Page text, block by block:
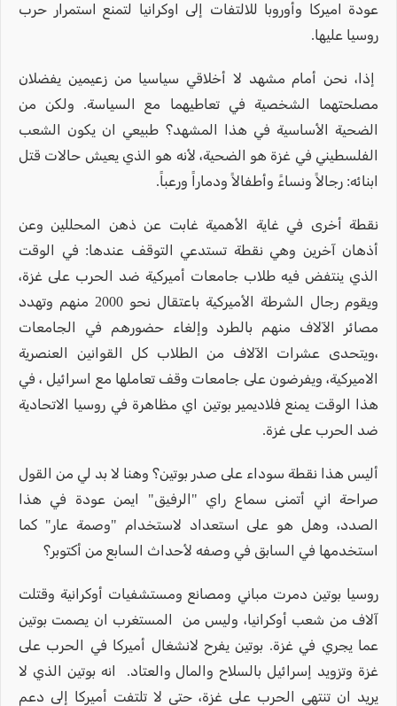
عودة اميركا وأوروبا للالتفات إلى اوكرانيا لتمنع استمرار حرب
روسيا عليها.
إذا، نحن أمام مشهد لا أخلاقي سياسيا من زعيمين يفضلان
مصلحتهما الشخصية في تعاطيهما مع السياسة. ولكن من
الضحية الأساسية في هذا المشهد؟ طبيعي ان يكون الشعب
الفلسطيني في غزة هو الضحية، لأنه هو الذي يعيش حالات قتل
ابنائه: رجالاً ونساءً وأطفالاً ودماراً ورعباً.
نقطة أخرى في غاية الأهمية غابت عن ذهن المحللين وعن
أذهان آخرين وهي نقطة تستدعي التوقف عندها: في الوقت
الذي ينتفض فيه طلاب جامعات أميركية ضد الحرب على غزة،
ويقوم رجال الشرطة الأميركية باعتقال نحو 2000 منهم وتهدد
مصائر الآلاف منهم بالطرد وإلغاء حضورهم في الجامعات
،ويتحدى عشرات الآلاف من الطلاب كل القوانين العنصرية
الاميركية، ويفرضون على جامعات وقف تعاملها مع اسرائيل ، في
هذا الوقت يمنع فلاديمير بوتين اي مظاهرة في روسيا الاتحادية
ضد الحرب على غزة.
أليس هذا نقطة سوداء على صدر بوتين؟ وهنا لا بد لي من القول
صراحة اني أتمنى سماع راي "الرفيق" ايمن عودة في هذا
الصدد، وهل هو على استعداد لاستخدام "وصمة عار" كما
استخدمها في السابق في وصفه لأحداث السابع من أكتوبر؟
روسيا بوتين دمرت مباني ومصانع ومستشفيات أوكرانية وقتلت
آلاف من شعب أوكرانيا، وليس من المستغرب ان يصمت بوتين
عما يجري في غزة. بوتين يفرح لانشغال أميركا في الحرب على
غزة وتزويد إسرائيل بالسلاح والمال والعتاد. انه بوتين الذي لا
يريد ان تنتهي الحرب على غزة، حتى لا تلتفت أميركا إلى دعم